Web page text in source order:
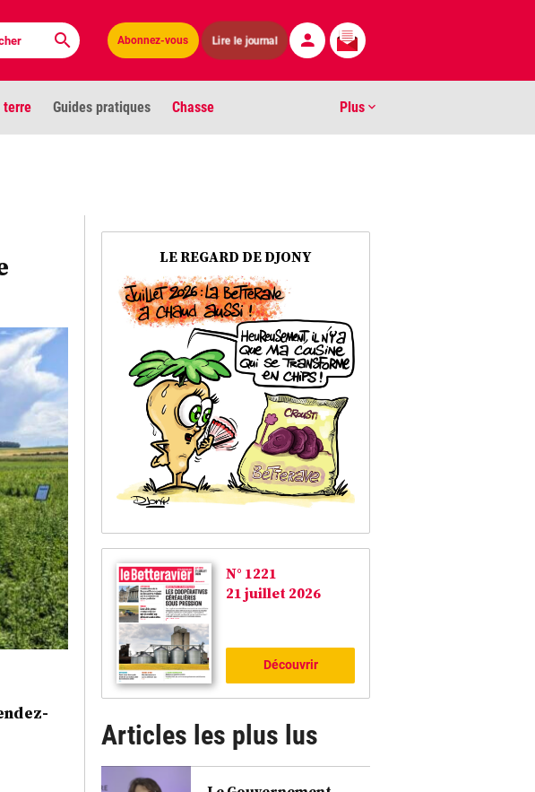
Abonnez-vous Lire le journal
terre Guides pratiques Chasse Plus
Biocarburants
Environnement
Vidéos
Contact
LE REGARD DE DJONY
N° 1221
21 juillet 2026
Découvrir
Articles les plus lus